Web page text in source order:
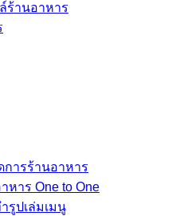
ร้านอาหาร
การร้านอาหาร
หาร One to One
รูปเล่มเมนู